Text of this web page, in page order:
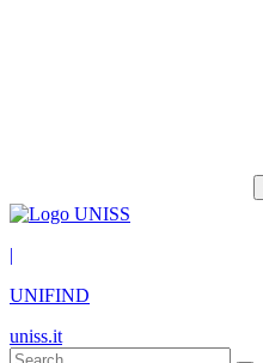
|
UNIFIND
uniss.it